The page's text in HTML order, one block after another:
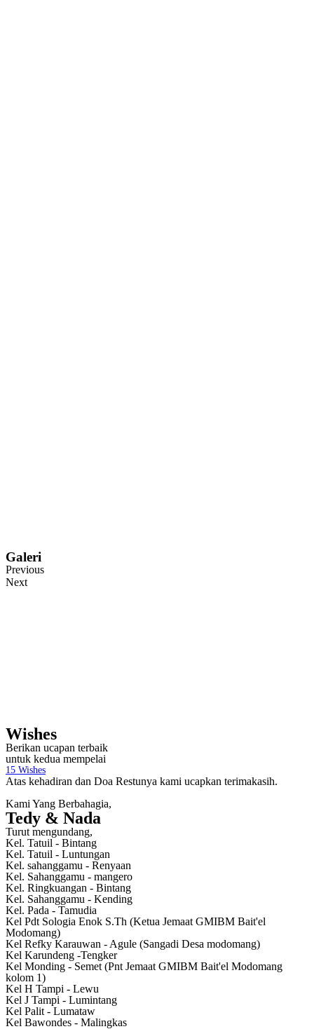
Galeri
Previous
Next
Wishes
Berikan ucapan terbaik
untuk kedua mempelai
15 Wishes
Atas kehadiran dan Doa Restunya kami ucapkan terimakasih.
Kami Yang Berbahagia,
Tedy & Nada
Turut mengundang,
Kel. Tatuil - Bintang
Kel. Tatuil - Luntungan
Kel. sahanggamu - Renyaan
Kel. Sahanggamu - mangero
Kel. Ringkuangan - Bintang
Kel. Sahanggamu - Kending
Kel. Pada - Tamudia
Kel Pdt Sologia Enok S.Th (Ketua Jemaat GMIBM Bait'el
Modomang)
Kel Refky Karauwan - Agule (Sangadi Desa modomang)
Kel Karundeng -Tengker
Kel Monding - Semet (Pnt Jemaat GMIBM Bait'el Modomang
kolom 1)
Kel H Tampi - Lewu
Kel J Tampi - Lumintang
Kel Palit - Lumataw
Kel Bawondes - Malingkas